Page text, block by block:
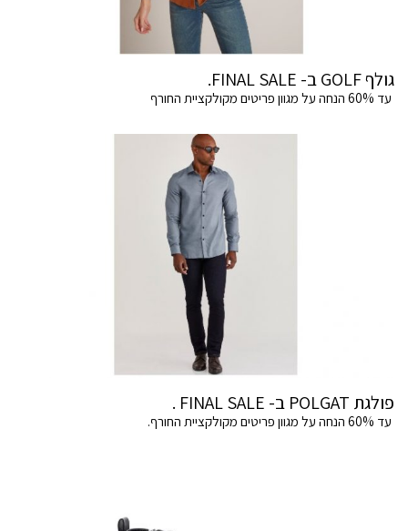
גולף GOLF ב- FINAL SALE.
עד 60% הנחה על מגוון פריטים מקולקציית החורף
פולגת POLGAT ב- FINAL SALE .
עד 60% הנחה על מגוון פריטים מקולקציית החורף.